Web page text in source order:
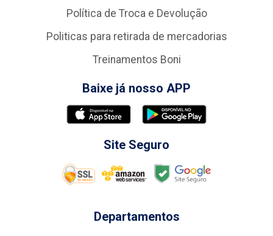
Política de Troca e Devolução
Politicas para retirada de mercadorias
Treinamentos Boni
Baixe já nosso APP
Site Seguro
Departamentos